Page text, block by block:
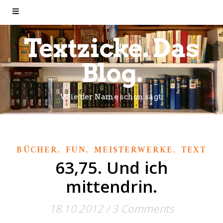
Textzicke. Das
Blog.
Wie der Name schon sagt.
BÜCHER,FUN, MEISTERWERKE, TEXT
63,75. Und ich
mittendrin.
18.10.2012/ 3 Comments